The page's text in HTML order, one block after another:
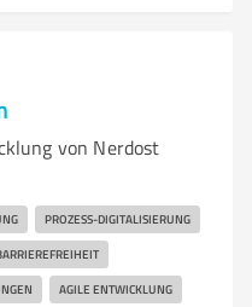
von Nerdost
PROZESS-DIGITALISIERUNG
AGILE ENTWICKLUNG